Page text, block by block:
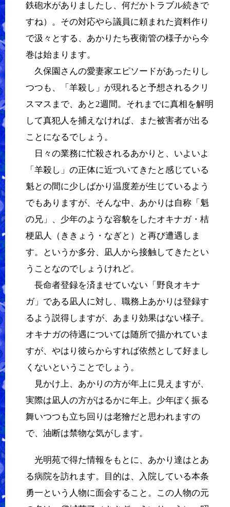
鉄砲水がありましたし、何だかトラブル続きで
すね）。その対応やら議員に頼まれた資料作り
で汲々とする、あかりたち夜衛管の様子から今
巻は始まります。
久保園さんの愛妻家エピソードがあったりし
つつも、「羊殺し」が現れると予想されるクリ
スマスまで、あと2週間。それまでに真相を解明
して真犯人を捕えなければ、また被害者が出る
ことになるでしょう。
日々の業務に忙殺されるあかりと、いよいよ
「羊殺し」の正体に近づいてきたと感じている
魁との間に少しばかり温度差が生じているよう
でもありますが、そんな中、あかりは自称「魁
の兄」、少年のような容貌をしたオキナガ・桔
梗凪人（ききょう・なぎと）と再び遭遇しま
す。というか多分、凪人から接触してきたとい
うことなのでしょうけれど。
長命者登録を済ませていない「野良オキナ
ガ」である凪人に対し、職務上あかりは登録す
るよう説得しますが、あまり効果はない様子。
オキナガの待遇については随所で描かれていま
すが、やはり彼らからすれば依然として好まし
くないということでしょう。
見かけ上、あかりの方が年上に見えますが、
実際は凪人の方がはるかに年上。少年ぽく振る
舞いつつも立ち回りは老獪だと思われますの
で、油断は禁物な気がします。
光明苑で得た情報をもとに、あかり達はとあ
る病院を訪れます。目的は、入院している本条
勇一という人物に面会すること。この人物の元